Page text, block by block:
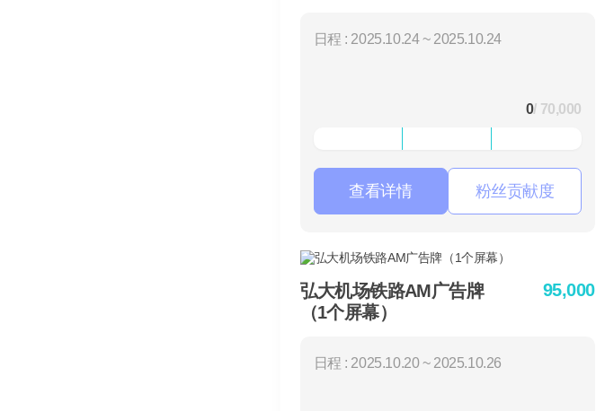
日程 : 2025.10.24 ~ 2025.10.24
0/ 70,000
查看详情 粉丝贡献度
弘大机场铁路AM广告牌
（1个屏幕）
95,000
日程 : 2025.10.20 ~ 2025.10.26